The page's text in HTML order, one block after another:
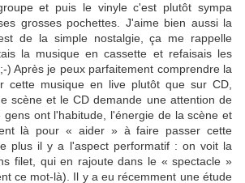
et puis le vinyle c'est plutôt sympa
grosses pochettes. J'aime bien aussi la
de la simple nostalgie, ça me rappelle
la musique en cassette et refaisais les
) Après je peux parfaitement comprendre la
cette musique en live plutôt que sur CD,
scène et le CD demande une attention de
gens ont l'habitude, l'énergie de la scène et
là pour « aider » à faire passer cette
plus il y a l'aspect performatif : on voit la
filet, qui en rajoute dans le « spectacle »
ce mot-là). Il y a eu récemment une étude